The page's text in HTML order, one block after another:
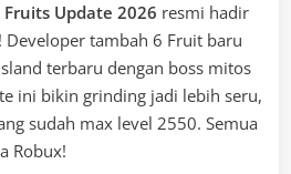
Fruits Update 2026 resmi hadir
tambah 6 Fruit baru
terbaru dengan boss mitos
ini bikin grinding jadi lebih seru,
sudah max level 2550. Semua
Robux!